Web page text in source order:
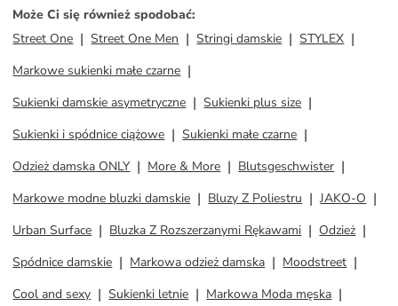
Może Ci się również spodobać:
Street One
Street One Men Stringi damskie
STYLEX
Markowe sukienki małe czarne
Sukienki damskie asymetryczne
Sukienki plus size
Sukienki i spódnice ciążowe
Sukienki małe czarne
Odzież damska ONLY
More & More
Blutsgeschwister
Markowe modne bluzki damskie
Bluzy Z Poliestru
JAKO-O
Urban Surface
Bluzka Z Rozszerzanymi Rękawami
Odzież
Spódnice damskie
Markowa odzież damska
Moodstreet
Cool and sexy
Sukienki letnie
Markowa Moda męska